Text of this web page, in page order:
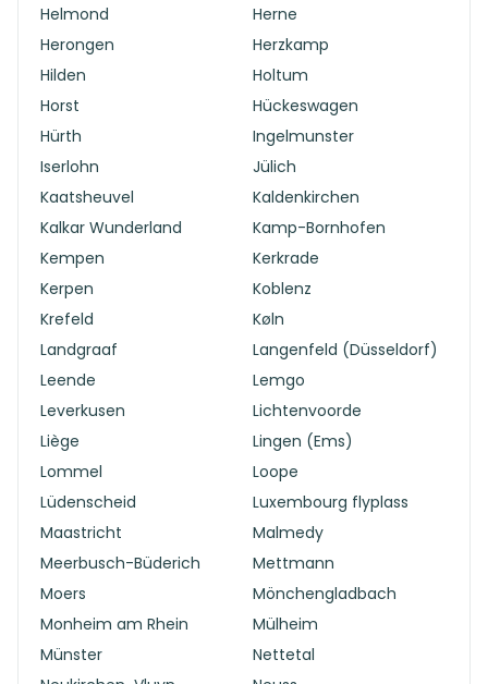
Helmond
Herne
Herongen
Herzkamp
Hilden
Holtum
Horst
Hückeswagen
Hürth
Ingelmunster
Iserlohn
Jülich
Kaatsheuvel
Kaldenkirchen
Kalkar Wunderland
Kamp-Bornhofen
Kempen
Kerkrade
Kerpen
Koblenz
Krefeld
Køln
Landgraaf
Langenfeld (Düsseldorf)
Leende
Lemgo
Leverkusen
Lichtenvoorde
Liège
Lingen (Ems)
Lommel
Loope
Lüdenscheid
Luxembourg flyplass
Maastricht
Malmedy
Meerbusch-Büderich
Mettmann
Moers
Mönchengladbach
Monheim am Rhein
Mülheim
Münster
Nettetal